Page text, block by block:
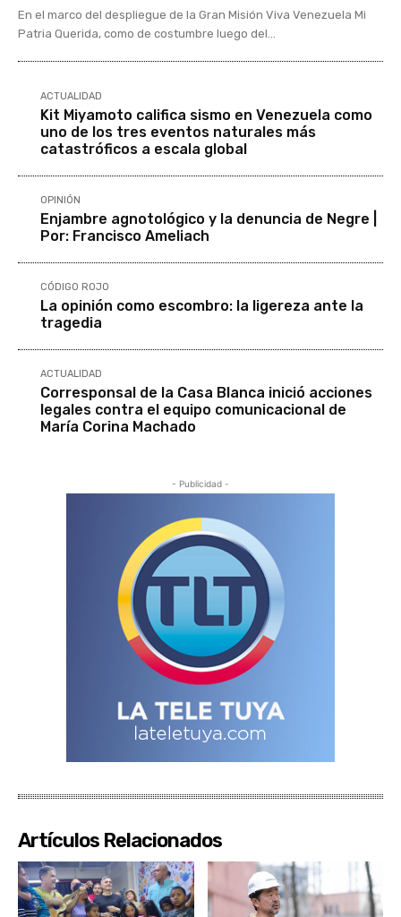
En el marco del despliegue de la Gran Misión Viva Venezuela Mi
Patria Querida, como de costumbre luego del...
ACTUALIDAD
Kit Miyamoto califica sismo en Venezuela como
uno de los tres eventos naturales más
catastróficos a escala global
OPINIÓN
Enjambre agnotológico y la denuncia de Negre |
Por: Francisco Ameliach
CÓDIGO ROJO
La opinión como escombro: la ligereza ante la
tragedia
ACTUALIDAD
Corresponsal de la Casa Blanca inició acciones
legales contra el equipo comunicacional de
María Corina Machado
- Publicidad -
Artículos Relacionados